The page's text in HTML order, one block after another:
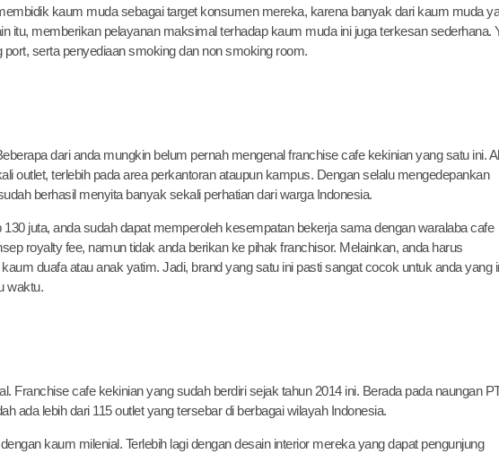
kaum muda sebagai target konsumen mereka, karena banyak dari kaum muda
itu, memberikan pelayanan maksimal terhadap kaum muda ini juga terkesan sederhana.
serta penyediaan smoking dan non smoking room.
dari anda mungkin belum pernah mengenal franchise cafe kekinian yang satu ini.
outlet, terlebih pada area perkantoran ataupun kampus. Dengan selalu mengedepankan
berhasil menyita banyak sekali perhatian dari warga Indonesia.
juta, anda sudah dapat memperoleh kesempatan bekerja sama dengan waralaba cafe
royalty fee, namun tidak anda berikan ke pihak franchisor. Melainkan, anda harus
duafa atau anak yatim. Jadi, brand yang satu ini pasti sangat cocok untuk anda yang
waktu.
Franchise cafe kekinian yang sudah berdiri sejak tahun 2014 ini. Berada pada naungan
ada lebih dari 115 outlet yang tersebar di berbagai wilayah Indonesia.
kaum milenial. Terlebih lagi dengan desain interior mereka yang dapat pengunjung